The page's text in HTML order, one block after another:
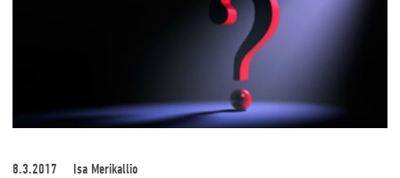
8.3.2017 Isa Merikallio